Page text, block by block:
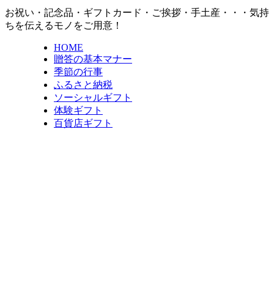
お祝い・記念品・ギフトカード・ご挨拶・手土産・・・気持
ちを伝えるモノをご用意！
HOME
贈答の基本マナー
季節の行事
ふるさと納税
ソーシャルギフト
体験ギフト
百貨店ギフト